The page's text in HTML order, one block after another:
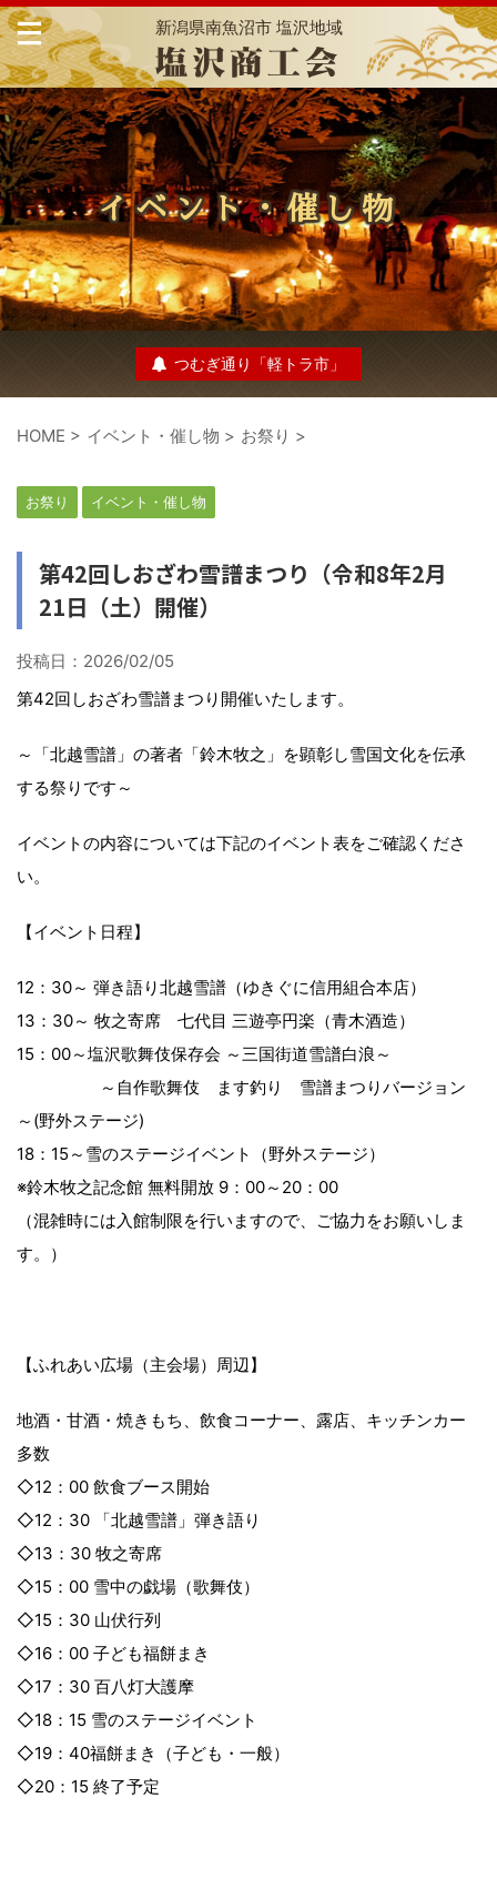
新潟県南魚沼市 塩沢地域
イベント・催し物
つむぎ通り「軽トラ市」
HOME > イベント・催し物 > お祭り >
お祭り イベント・催し物
第42回しおざわ雪譜まつり（令和8年2月
21日（土）開催）
投稿日： 2026/02/05
第42回しおざわ雪譜まつり開催いたします。
～「北越雪譜」の著者「鈴木牧之」を顕彰し雪国文化を伝承
する祭りです～
イベントの内容については下記のイベント表をご確認くださ
い。
【イベント日程】
12：30～ 弾き語り北越雪譜（ゆきぐに信用組合本店）
13：30～ 牧之寄席 七代目 三遊亭円楽（青木酒造）
15：00～塩沢歌舞伎保存会 ～三国街道雪譜白浪～
～自作歌舞伎 ます釣り 雪譜まつりバージョン
～(野外ステージ)
18：15～雪のステージイベント（野外ステージ）
※鈴木牧之記念館 無料開放 9：00～20：00
（混雑時には入館制限を行いますので、ご協力をお願いしま
す。）
【ふれあい広場（主会場）周辺】
地酒・甘酒・焼きもち、飲食コーナー、露店、キッチンカー
多数
◇12：00 飲食ブース開始
◇12：30 「北越雪譜」弾き語り
◇13：30 牧之寄席
◇15：00 雪中の戯場（歌舞伎）
◇15：30 山伏行列
◇16：00 子ども福餅まき
◇17：30 百八灯大護摩
◇18：15 雪のステージイベント
◇19：40福餅まき（子ども・一般）
◇20：15 終了予定